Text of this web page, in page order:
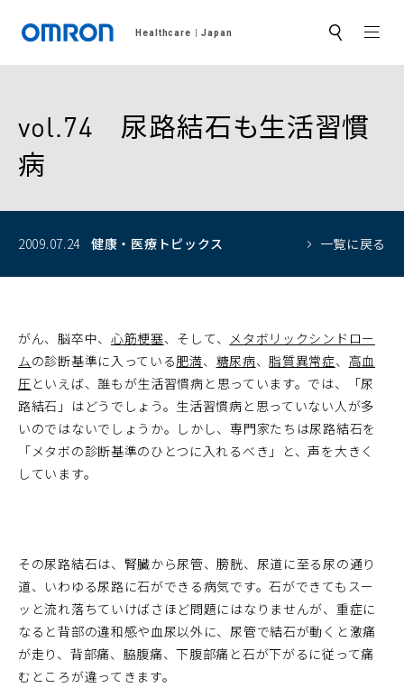
Healthcare Japan サ
ト
索
vol.74 尿路結石も生活習慣
病
2009.07.24 健康・医療トピックス 一覧に戻る
がん、脳卒中、 心筋梗塞、そして、 メタボリックシンドロー
ムの診断基準に入っている肥満、 糖尿病、脂質異常症、 高血
圧 といえば、誰もが生活習慣病と思っています。では、「尿
路結石」はどうでしょう。生活習慣病と思っていない人が多
いのではないでしょうか。しかし、専門家たちは尿路結石を
「メタボの診断基準のひとつに入れるべき」と、声を大きく
しています。
その尿路結石は、腎臓から尿管、膀胱、尿道に至る尿の通り
道、いわゆる尿路に石ができる病気です。石ができてもスー
ッと流れ落ちていけばさほど問題にはなりませんが、重症に
なると背部の違和感や血尿以外に、尿管で結石が動くと激痛
が走り、背部痛、脇腹痛、下腹部痛と石が下がるに従って痛
むところが違ってきます。